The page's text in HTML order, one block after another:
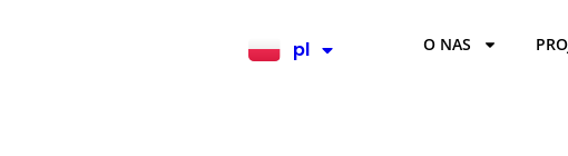
pl
en O NAS